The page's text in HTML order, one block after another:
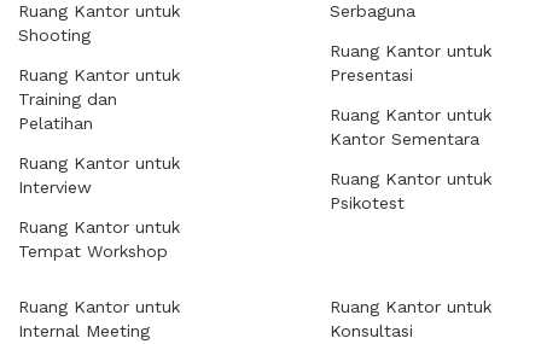
Ruang Kantor untuk
Shooting
Ruang Kantor untuk
Training dan
Pelatihan
Ruang Kantor untuk
Interview
Ruang Kantor untuk
Tempat Workshop
Serbaguna
Ruang Kantor untuk
Presentasi
Ruang Kantor untuk
Kantor Sementara
Ruang Kantor untuk
Psikotest
Ruang Kantor untuk
Internal Meeting
Ruang Kantor untuk
Konsultasi